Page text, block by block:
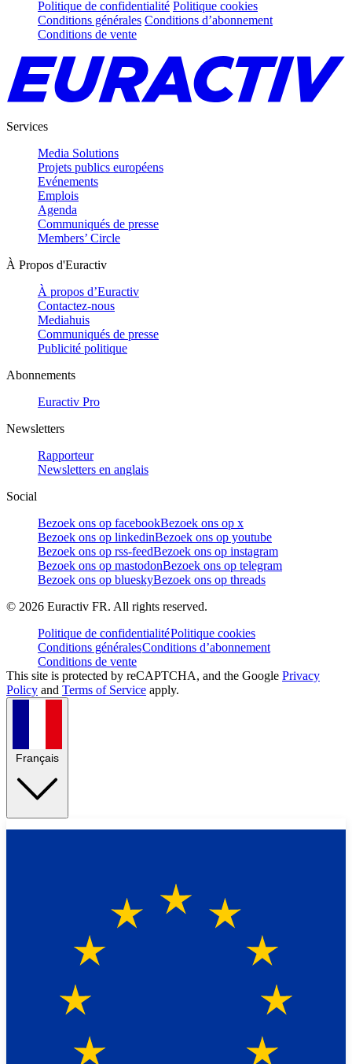
Politique de confidentialité Politique cookies
Conditions générales Conditions d’abonnement
Conditions de vente
Services
Media Solutions
Projets publics européens
Evénements
Emplois
Agenda
Communiqués de presse
Members’ Circle
À Propos d'Euractiv
À propos d’Euractiv
Contactez-nous
Mediahuis
Communiqués de presse
Publicité politique
Abonnements
Euractiv Pro
Newsletters
Rapporteur
Newsletters en anglais
Social
Bezoek ons op facebookBezoek ons op x
Bezoek ons op linkedinBezoek ons op youtube
Bezoek ons op rss-feedBezoek ons op instagram
Bezoek ons op mastodonBezoek ons op telegram
Bezoek ons op blueskyBezoek ons op threads
© 2026 Euractiv FR. All rights reserved.
Politique de confidentialitéPolitique cookies
Conditions généralesConditions d’abonnement
Conditions de vente
This site is protected by reCAPTCHA, and the Google Privacy
Policy and Terms of Service apply.
Français